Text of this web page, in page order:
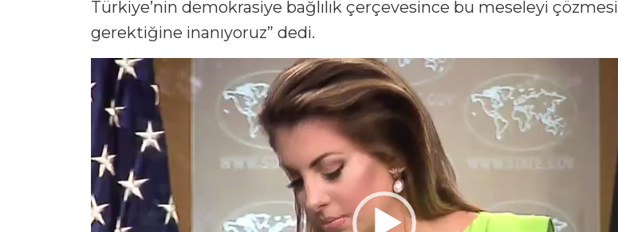
Türkiye’nin demokrasiye bağlılık çerçevesince bu meseleyi çözmesi
gerektiğine inanıyoruz” dedi.
Video
oynatıcı